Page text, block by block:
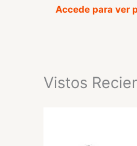
Valorado
con
Accede para ver
Vistos